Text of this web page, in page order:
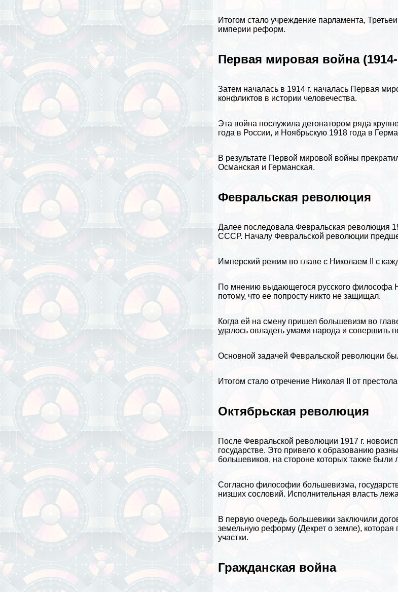
Итогом стало учреждение парламента,
империи реформ.
Первая мировая война (1914-
Затем началась в 1914 г. началась Первая
конфликтов в истории человечества.
Эта война послужила детонатором ряда
года в России, и Ноябрьскую 1918 года в
В результате Первой мировой войны
Османская и Германская.
Февральская революция
Далее последовала Февральская революция
СССР. Началу Февральской революции
Имперский режим во главе с Николаем II с
По мнению выдающегося русского философа
потому, что ее попросту никто не защищал.
Когда ей на смену пришел большевизм во
удалось овладеть умами народа и совершить
Основной задачей Февральской революции
Итогом стало отречение Николая II от
Октябрьская революция
После Февральской революции 1917 г.
государстве. Это привело к образованию
большевиков, на стороне которых также были
Согласно философии большевизма,
низших сословий. Исполнительная власть
В первую очередь большевики заключили
земельную реформу (Декрет о земле),
участки.
Гражданская война